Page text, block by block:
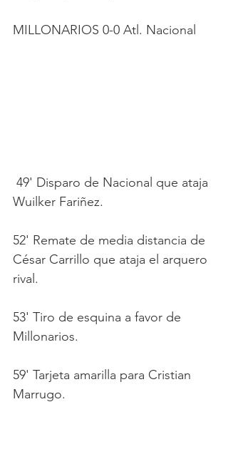
MILLONARIOS 0-0 Atl. Nacional
Wuilker Fariñez.
52' Remate de media distancia de
César Carrillo que ataja el arquero
rival.
53' Tiro de esquina a favor de
Millonarios.
59' Tarjeta amarilla para Cristian
Marrugo.